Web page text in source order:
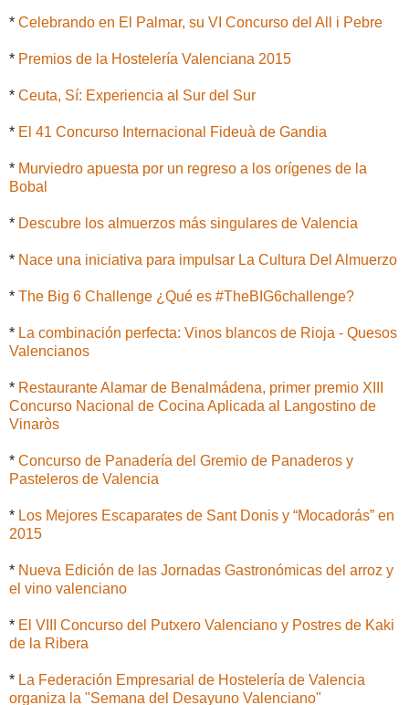
* Celebrando en El Palmar, su VI Concurso del All i Pebre
* Premios de la Hostelería Valenciana 2015
* Ceuta, Sí: Experiencia al Sur del Sur
* El 41 Concurso Internacional Fideuà de Gandia
* Murviedro apuesta por un regreso a los orígenes de la
Bobal
* Descubre los almuerzos más singulares de Valencia
* Nace una iniciativa para impulsar La Cultura Del Almuerzo
* The Big 6 Challenge ¿Qué es #TheBIG6challenge?
* La combinación perfecta: Vinos blancos de Rioja - Quesos
Valencianos
* Restaurante Alamar de Benalmádena, primer premio XIII
Concurso Nacional de Cocina Aplicada al Langostino de
Vinaròs
* Concurso de Panadería del Gremio de Panaderos y
Pasteleros de Valencia
* Los Mejores Escaparates de Sant Donis y “Mocadorás” en
2015
* Nueva Edición de las Jornadas Gastronómicas del arroz y
el vino valenciano
* El VIII Concurso del Putxero Valenciano y Postres de Kaki
de la Ribera
* La Federación Empresarial de Hostelería de Valencia
organiza la "Semana del Desayuno Valenciano"